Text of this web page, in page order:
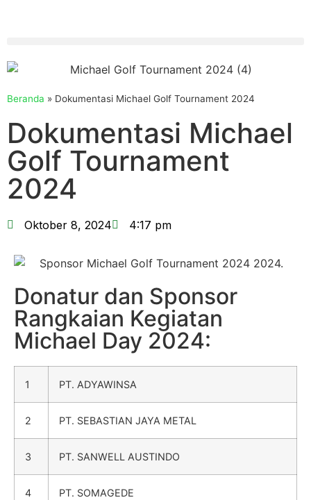
Beranda » Dokumentasi Michael Golf Tournament 2024
Dokumentasi Michael
Golf Tournament
2024
Oktober 8, 2024 4:17 pm
Donatur dan Sponsor
Rangkaian Kegiatan
Michael Day 2024:
1 PT. ADYAWINSA
2 PT. SEBASTIAN JAYA METAL
3 PT. SANWELL AUSTINDO
4 PT. SOMAGEDE